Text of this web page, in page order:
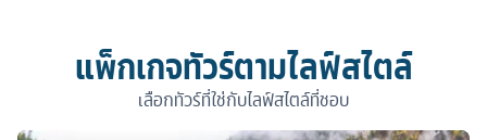
แพ็กเกจทัวร์ตามไลฟ์สไตล์
เลือกทัวร์ที่ใช่กับไลฟ์สไตล์ที่ชอบ